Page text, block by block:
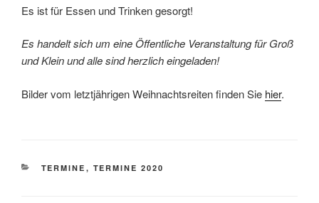
Es ist für Essen und Trinken gesorgt!
Es handelt sich um eine Öffentliche Veranstaltung für Groß
und Klein und alle sind herzlich eingeladen!
Bilder vom letztjährigen Weihnachtsreiten finden Sie hier.
KATEGORIEN
TERMINE , TERMINE 2020